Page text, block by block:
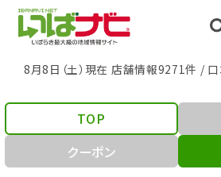
8月8日（土）現在 店舗情報9271件 /
TOP
クーポン